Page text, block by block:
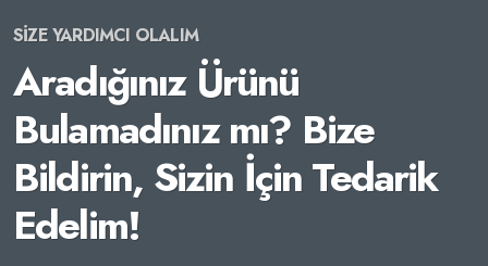
SİZE YARDIMCI OLALIM
Aradığınız Ürünü
Bulamadınız mı? Bize
Bildirin, Sizin İçin Tedarik
Edelim!